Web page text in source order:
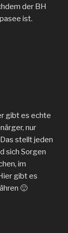
der BH
ist.
gibt es echte
nur
stellt jeden
sich Sorgen
im
gibt es
🙂